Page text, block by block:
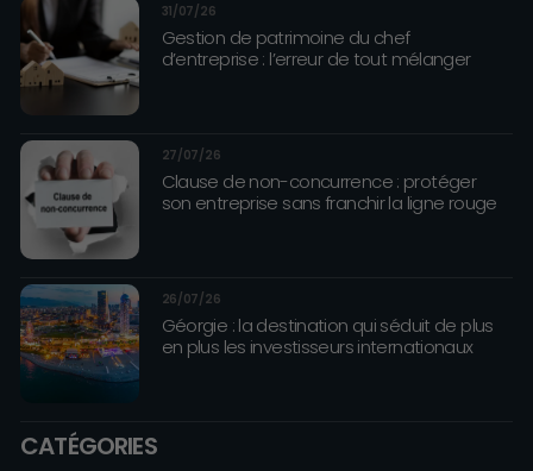
31/07/26
Gestion de patrimoine du chef
d’entreprise : l’erreur de tout mélanger
27/07/26
Clause de non-concurrence : protéger
son entreprise sans franchir la ligne rouge
26/07/26
Géorgie : la destination qui séduit de plus
en plus les investisseurs internationaux
CATÉGORIES